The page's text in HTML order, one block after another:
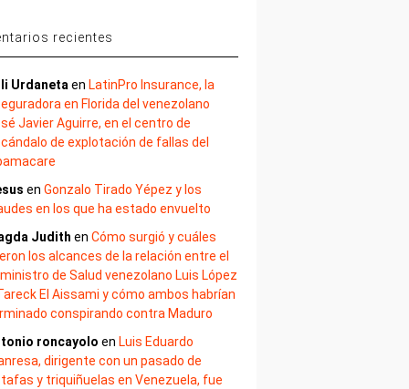
recientes
Urdaneta en LatinPro Insurance, la
en Florida del venezolano
Javier Aguirre, en el centro de
de explotación de fallas del
enGonzalo Tirado Yépez y los
en los que ha estado envuelto
Judith enCómo surgió y cuáles
los alcances de la relación entre el
de Salud venezolano Luis López
El Aissami y cómo ambos habrían
conspirando contra Maduro
roncayolo en Luis Eduardo
dirigente con un pasado de
y triquiñuelas en Venezuela, fue